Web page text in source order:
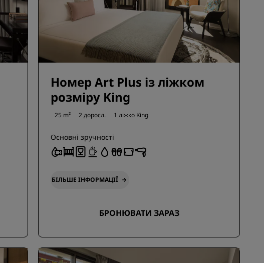
Номер Art Plus із ліжком
розміру King
25 m² 2 доросл. 1 ліжко King
Основні зручності
БІЛЬШЕ ІНФОРМАЦІЇ
БРОНЮВАТИ ЗАРАЗ